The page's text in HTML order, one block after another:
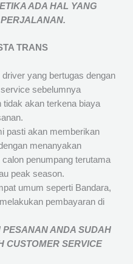
ADA HAL YANG
.
TRANS
yang bertugas dengan
sebelumnya
tidak akan terkena biaya
pasti akan memberikan
menanyakan
penumpang terutama
peak season.
umum seperti Bandara,
pembayaran di
ANDA SUDAH
CUSTOMER SERVICE